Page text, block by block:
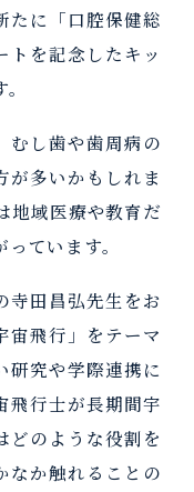
たに「口腔保健総
トを記念したキッ
むし歯や歯周病の
が多いかもしれま
地域医療や教育だ
ています。
寺田昌弘先生をお
宙飛行」をテーマ
研究や学際連携に
飛行士が長期間宇
どのような役割を
なか触れることの